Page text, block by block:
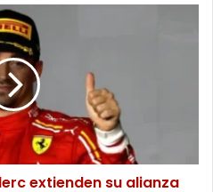
extienden su alianza